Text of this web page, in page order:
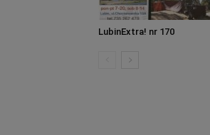
LubinExtra! nr 170